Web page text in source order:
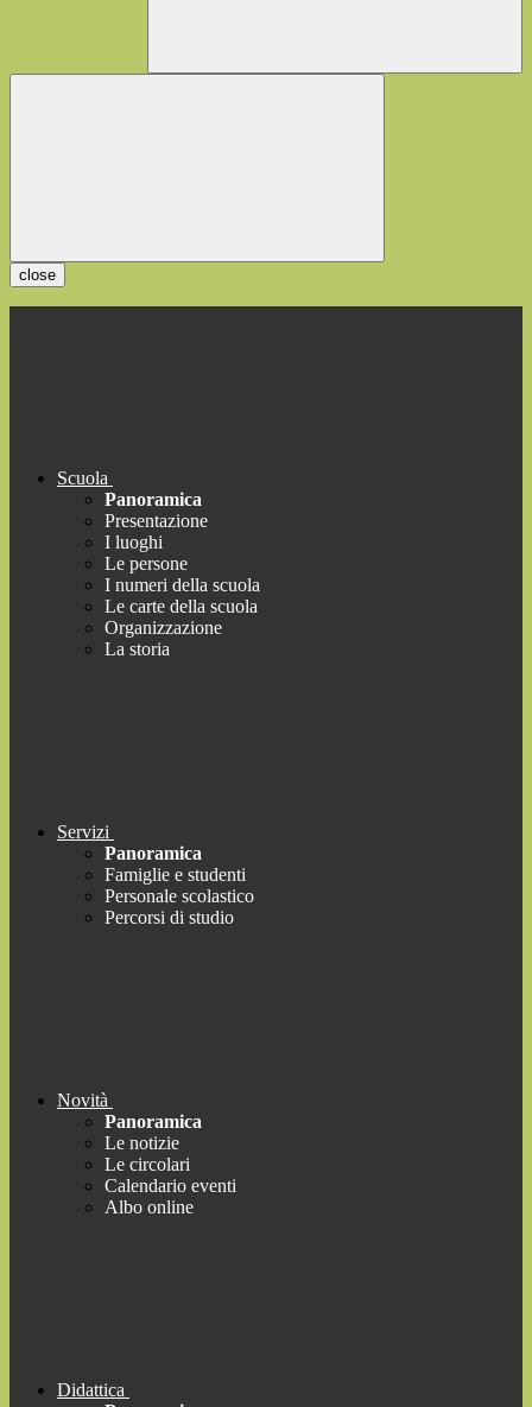
close
Scuola
Panoramica
Presentazione
I luoghi
Le persone
I numeri della scuola
Le carte della scuola
Organizzazione
La storia
Servizi
Panoramica
Famiglie e studenti
Personale scolastico
Percorsi di studio
Novità
Panoramica
Le notizie
Le circolari
Calendario eventi
Albo online
Didattica